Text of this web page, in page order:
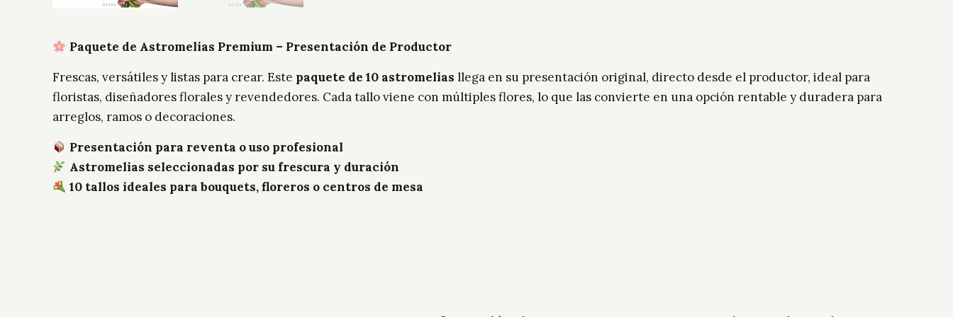
Paquete de Astromelias Premium – Presentación de Productor
Frescas, versátiles y listas para crear. Este paquete de 10 astromelias llega en su presentación original, directo desde el productor, ideal para
floristas, diseñadores florales y revendedores. Cada tallo viene con múltiples flores, lo que las convierte en una opción rentable y duradera para
arreglos, ramos o decoraciones.
Presentación para reventa o uso profesional
Astromelias seleccionadas por su frescura y duración
10 tallos ideales para bouquets, floreros o centros de mesa